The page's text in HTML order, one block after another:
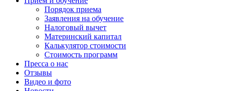
Порядок приема
Заявления на обучение
Налоговый вычет
Материнский капитал
Калькулятор стоимости
Стоимость программ
Пресса о нас
Отзывы
Видео и фото